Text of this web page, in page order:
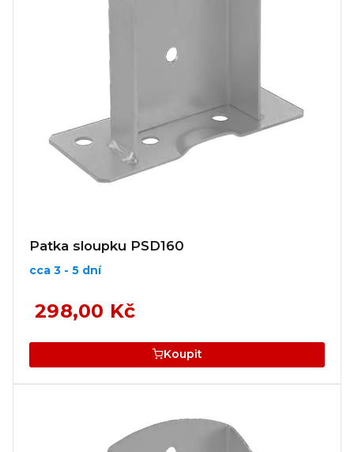
Patka sloupku PSD160
cca 3 - 5 dní
298,00 Kč
Koupit